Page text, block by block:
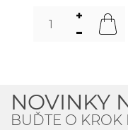
NOVINKY
BUĎTE O KROK